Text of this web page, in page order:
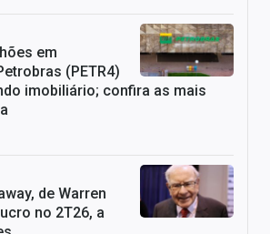
em
(PETR4)
imobiliário; confira as mais
de Warren
no 2T26, a